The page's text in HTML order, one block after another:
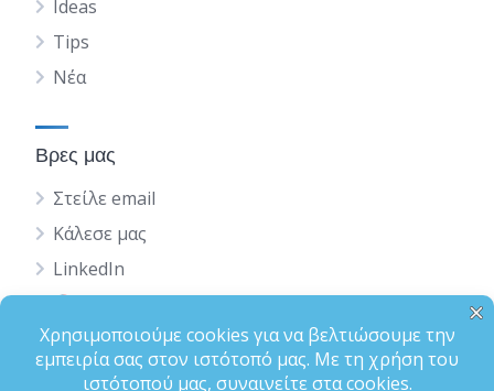
Ideas
Tips
Νέα
Βρες μας
Στείλε email
Κάλεσε μας
LinkedIn